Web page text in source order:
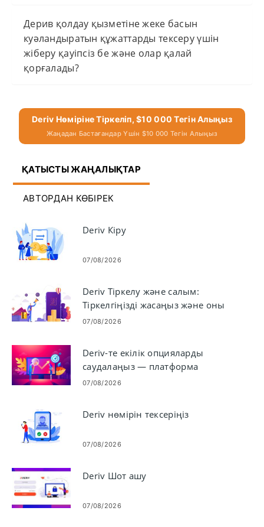
Дерив қолдау қызметіне жеке басын
куәландыратын құжаттарды тексеру үшін
жіберу қауіпсіз бе және олар қалай
қорғалады?
Deriv Нөміріне Тіркеліп, $10 000 Тегін Алыңыз
Жаңадан Бастағандар Үшін $10 000 Тегін Алыңыз
ҚАТЫСТЫ ЖАҢАЛЫҚТАР
АВТОРДАН КӨБІРЕК
Deriv Кіру
07/08/2026
Deriv Тіркелу және салым:
Тіркелгіңізді жасаңыз және оны
қорлаңыз
07/08/2026
Deriv-те екілік опцияларды
саудалаңыз — платформа
қадамдары және тапсырыс
07/08/2026
Deriv нөмірін тексеріңіз
07/08/2026
Deriv Шот ашу
07/08/2026